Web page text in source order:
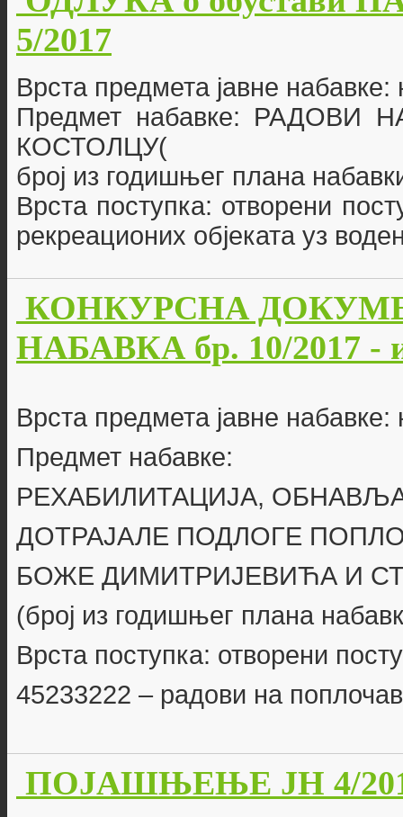
5/2017
Врста предмета јавне
Предмет набавке:
КОСТОЛЦУ(
број из годишњег плана
Врста поступка: отворени
рекреационих објеката уз
КОНКУРСНА
НАБАВКА бр. 10/2017 -
Врста предмета јавне
Предмет набавке:
РЕХАБИЛИТАЦИЈА,
ДОТРАЈАЛЕ ПОДЛОГЕ
БОЖЕ ДИМИТРИЈЕВИЋА И
(број из годишњег плана
Врста поступка: отворени
45233222 – радови на
ПОЈАШЊЕЊЕ ЈН 4/